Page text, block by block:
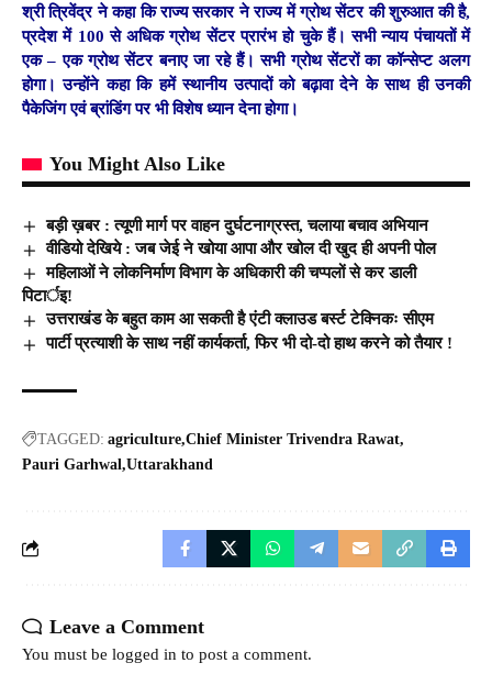
श्री त्रिवेंद्र ने कहा कि राज्य सरकार ने राज्य में ग्रोथ सेंटर की शुरुआत की है,
प्रदेश में 100 से अधिक ग्रोथ सेंटर प्रारंभ हो चुके हैं। सभी न्याय पंचायतों में
एक – एक ग्रोथ सेंटर बनाए जा रहे हैं। सभी ग्रोथ सेंटरों का कॉन्सेप्ट अलग
होगा। उन्होंने कहा कि हमें स्थानीय उत्पादों को बढ़ावा देने के साथ ही उनकी
पैकेजिंग एवं ब्रांडिंग पर भी विशेष ध्यान देना होगा।
You Might Also Like
बड़ी ख़बर : त्यूणी मार्ग पर वाहन दुर्घटनाग्रस्त, चलाया बचाव अभियान
वीडियो देखिये : जब जेई ने खोया आपा और खोल दी खुद ही अपनी पोल
महिलाओं ने लोकनिर्माण विभाग के अधिकारी की चप्पलों से कर डाली
पिटार्इ!
उत्तराखंड के बहुत काम आ सकती है एंटी क्लाउड बर्स्ट टेक्निकः सीएम
पार्टी प्रत्याशी के साथ नहीं कार्यकर्ता, फिर भी दो-दो हाथ करने को तैयार !
TAGGED: agriculture Chief Minister Trivendra Rawat
Pauri Garhwal Uttarakhand
Leave a Comment
You must be logged in to post a comment.